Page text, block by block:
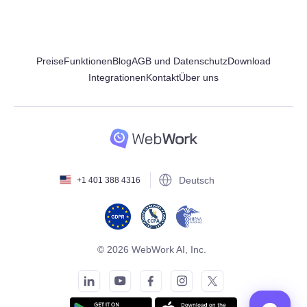
PreiseFunktionenBlogAGB und DatenschutzDownload
IntegrationenKontaktÜber uns
+1 401 388 4316 Deutsch
© 2026 WebWork AI, Inc.